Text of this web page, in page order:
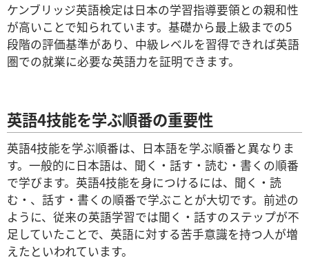
ケンブリッジ英語検定は日本の学習指導要領との親和性
が高いことで知られています。基礎から最上級までの5
段階の評価基準があり、中級レベルを習得できれば英語
圏での就業に必要な英語力を証明できます。
英語4技能を学ぶ順番の重要性
英語4技能を学ぶ順番は、日本語を学ぶ順番と異なりま
す。一般的に日本語は、聞く・話す・読む・書くの順番
で学びます。英語4技能を身につけるには、聞く・読
む・、話す・書くの順番で学ぶことが大切です。前述の
ように、従来の英語学習では聞く・話すのステップが不
足していたことで、英語に対する苦手意識を持つ人が増
えたといわれています。